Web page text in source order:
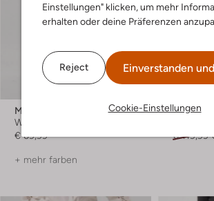
Einstellungen" klicken, um mehr
erhalten oder deine Präferenzen
Reject Einverstanden
Cookie-Einstellungen
Msch Copenhagen
Weite Hose
€ 69,99
+ mehr farben
Circle Of
€ 119,99